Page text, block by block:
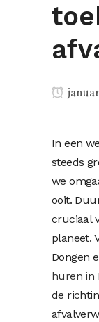
In een
steeds
we
ooit.
cruciaal
planeet.
Dongen
huren in
de